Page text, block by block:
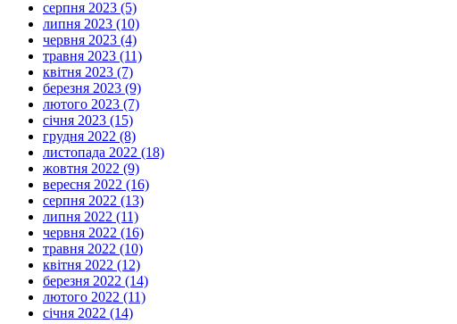
серпня 2023 (5)
липня 2023 (10)
червня 2023 (4)
травня 2023 (11)
квітня 2023 (7)
березня 2023 (9)
лютого 2023 (7)
січня 2023 (15)
грудня 2022 (8)
листопада 2022 (18)
жовтня 2022 (9)
вересня 2022 (16)
серпня 2022 (13)
липня 2022 (11)
червня 2022 (16)
травня 2022 (10)
квітня 2022 (12)
березня 2022 (14)
лютого 2022 (11)
січня 2022 (14)